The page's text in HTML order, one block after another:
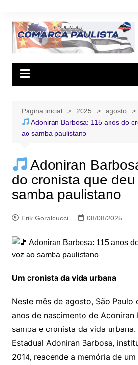
conteúdo
Página inicial 2025 agosto
Adoniran Barbosa: 115 anos do
ao samba paulistano
Adoniran
do cronista que
samba paulistano
Erik Geralducci 08/08/2025
Um cronista da vida urbana
Neste mês de agosto, São Paulo
anos de nascimento de Adoniran
samba e cronista da vida urbana.
Estadual Adoniran Barbosa,
2014, reacende a memória de